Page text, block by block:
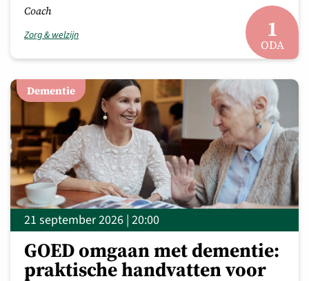
Coach
Zorg & welzijn 1
ODA
Dementie
21 september 2026 | 20:00
GOED omgaan met dementie:
praktische handvatten voor